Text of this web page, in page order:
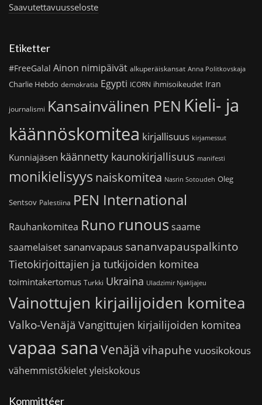
Saavutettavuusseloste
Etiketter
#FreeGalal Ainon nimipäivät alkuperäiskansat Anna Politkovskaja
Charlie Hebdo demokratia Egypti ICORN ihmisoikeudet Iran
journalismi Kansainvälinen PEN Kieli- ja
käännöskomitea kirjallisuus kirjamessut
Kunniajäsen käännetty kaunokirjallisuus manifesti
monikielisyys naiskomitea Nasrin Sotoudeh Oleg
Sentsov Palestiina PEN International
Rauhankomitea Runo runoussaame
saamelaiset sananvapaus sananvapauspalkinto
Tietokirjoittajien ja tutkijoiden komitea
toimintakertomus Turkki Ukraina Uladzimir Njakljajeu
Vainottujen kirjailijoiden komitea
Valko-Venäjä Vangittujen kirjailijoiden komitea
vapaa sana Venäjä vihapuhe vuosikokous
vähemmistökieletyleiskokous
Kommittéer